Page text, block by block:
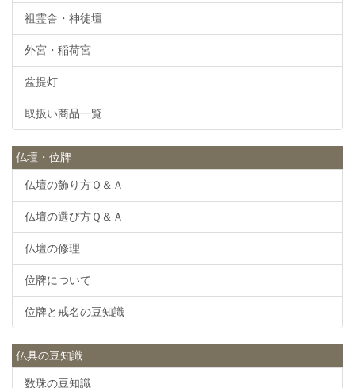
祖霊舎・神徒壇
外宮・稲荷宮
盆提灯
取扱い商品一覧
仏壇・位牌
仏壇の飾り方Ｑ＆Ａ
仏壇の選び方Ｑ＆Ａ
仏壇の修理
位牌について
位牌と戒名の豆知識
仏具の豆知識
数珠の豆知識